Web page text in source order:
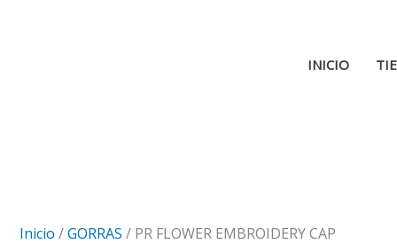
INICIO
Inicio /GORRAS / PR FLOWER EMBROIDERY CAP